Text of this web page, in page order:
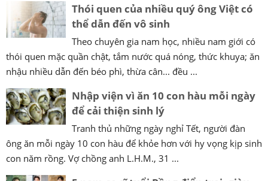
Thói quen của nhiều quý ông Việt có
thể dẫn đến vô sinh
Theo chuyên gia nam học, nhiều nam giới có
thói quen mặc quần chật, tắm nước quá nóng, thức khuya; ăn
nhậu nhiều dẫn đến béo phì, thừa cân... đều ...
Nhập viện vì ăn 10 con hàu mỗi ngày
để cải thiện sinh lý
Tranh thủ những ngày nghỉ Tết, người đàn
ông ăn mỗi ngày 10 con hàu để khỏe hơn với hy vọng kịp sinh
con năm rồng. Vợ chồng anh L.H.M., 31 ...